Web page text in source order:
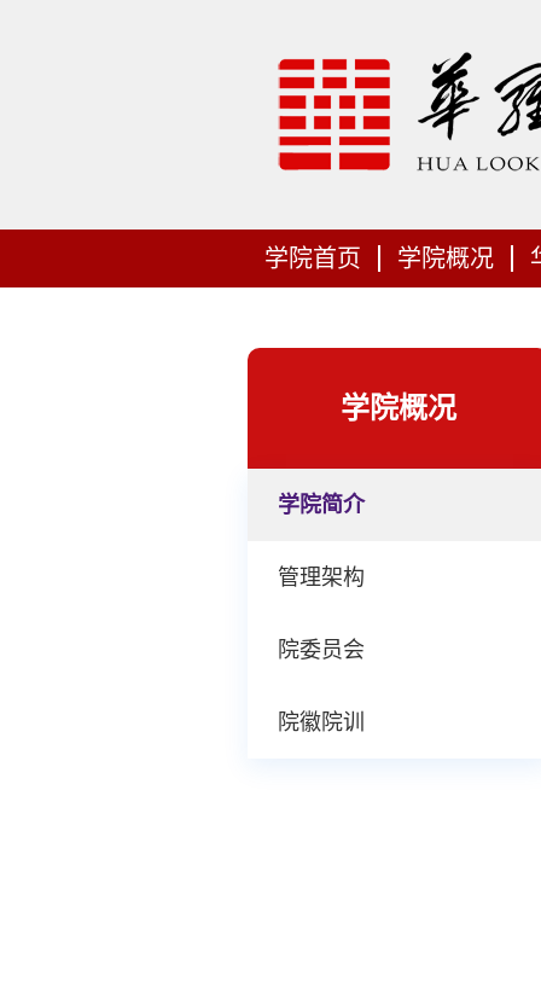
学院首页 学院概况
学院概况
学院简介
管理架构
院委员会
院徽院训